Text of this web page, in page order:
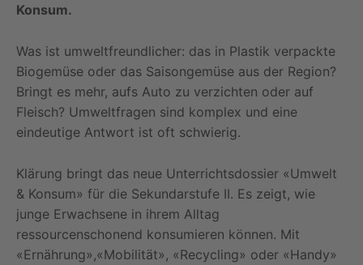
Konsum.
Was ist umweltfreundlicher: das in Plastik verpackte
Biogemüse oder das Saisongemüse aus der Region?
Bringt es mehr, aufs Auto zu verzichten oder auf
Fleisch? Umweltfragen sind komplex und eine
eindeutige Antwort ist oft schwierig.
Klärung bringt das neue Unterrichtsdossier «Umwelt
& Konsum» für die Sekundarstufe II. Es zeigt, wie
junge Erwachsene in ihrem Alltag
ressourcenschonend konsumieren können. Mit
«Ernährung»,«Mobilität», «Recycling» oder «Handy»